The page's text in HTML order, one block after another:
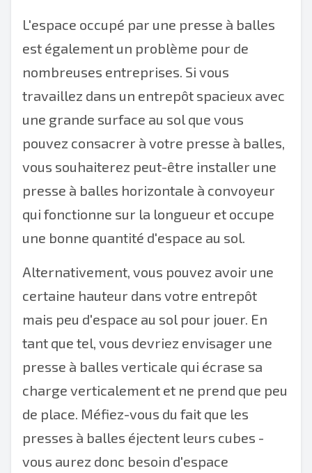
L'espace occupé par une presse à balles
est également un problème pour de
nombreuses entreprises. Si vous
travaillez dans un entrepôt spacieux avec
une grande surface au sol que vous
pouvez consacrer à votre presse à balles,
vous souhaiterez peut-être installer une
presse à balles horizontale à convoyeur
qui fonctionne sur la longueur et occupe
une bonne quantité d'espace au sol.
Alternativement, vous pouvez avoir une
certaine hauteur dans votre entrepôt
mais peu d'espace au sol pour jouer. En
tant que tel, vous devriez envisager une
presse à balles verticale qui écrase sa
charge verticalement et ne prend que peu
de place. Méfiez-vous du fait que les
presses à balles éjectent leurs cubes -
vous aurez donc besoin d'espace